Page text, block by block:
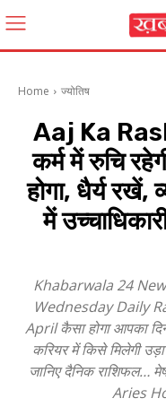
Home ज्योतिष
Aaj Ka
कर्म में रुचि
होगा, धैर्य रखें,
में
Khabarwala 24
Wednesday Daily
April कैसा होगा आपका
करियर में किसे मिलेगी
जानिए दैनिक राशिफल…
Aries